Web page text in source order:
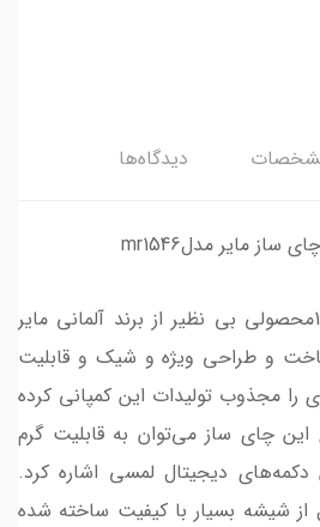
دیدگاه‌ها
چای ساز مایر مدلmr1546
چای ساز مایر مدل 1546محصولی بی نظیر از برند آلمانی مایر
و طراحی ویژه و شیک و قابلیت
را مجذوب تولیدات این کمپانی کرده
چای ساز می‌توان به قابلیت گرم
دیجیتال لمسی اشاره کرد.
شیشه بسیار با کیفیت ساخته شده